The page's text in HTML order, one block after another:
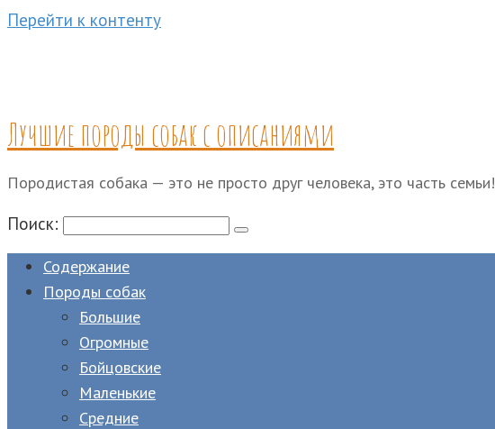
Перейти к контенту
Лучшие породы собак с описаниями
Породистая собака — это не просто друг человека, это часть семьи!
Поиск:
Содержание
Породы собак
Большие
Огромные
Бойцовские
Маленькие
Средние